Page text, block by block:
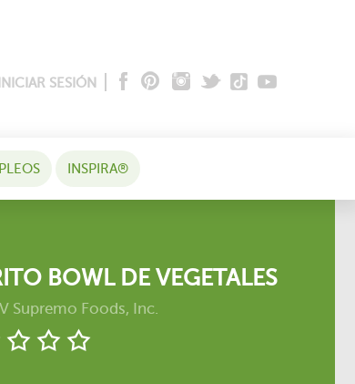
INICIAR SESIÓN
INSPIRA®
BOWL DE VEGETALES
Supremo Foods, Inc.